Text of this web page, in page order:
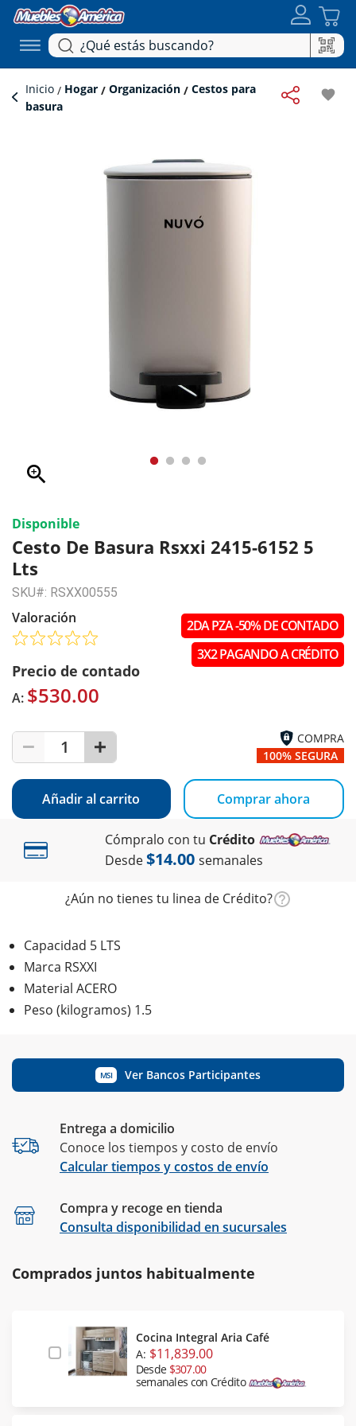
Inicio Hogar Organización Cestos para
basura
favorite
zoom_in
Disponible
Cesto De Basura Rsxxi 2415-6152 5
Lts
SKU#: RSXX00555
Valoración
Precio de contado
A: $530.00
1
2DA PZA -50% DE CONTADO
3X2 PAGANDO A CRÉDITO
COMPRA
100% SEGURA
Añadir al carrito Comprar ahora
Cómpralo con tu Crédito
Desde$14.00 semanales
¿Aún no tienes tu linea de Crédito?
Capacidad 5 LTS
Marca RSXXI
Material ACERO
Peso (kilogramos) 1.5
MSI Ver Bancos Participantes
Entrega a domicilio
Conoce los tiempos y costo de envío
Calcular tiempos y costos de envío
Compra y recoge en tienda
Consulta disponibilidad en sucursales
Comprados juntos habitualmente
Cocina Integral Aria Café
A: $11,839.00
Desde $307.00
semanales con Crédito